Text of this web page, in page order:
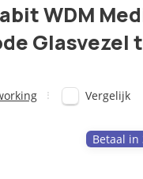
WDM
Glasvezel
Vergelijk
Betaal